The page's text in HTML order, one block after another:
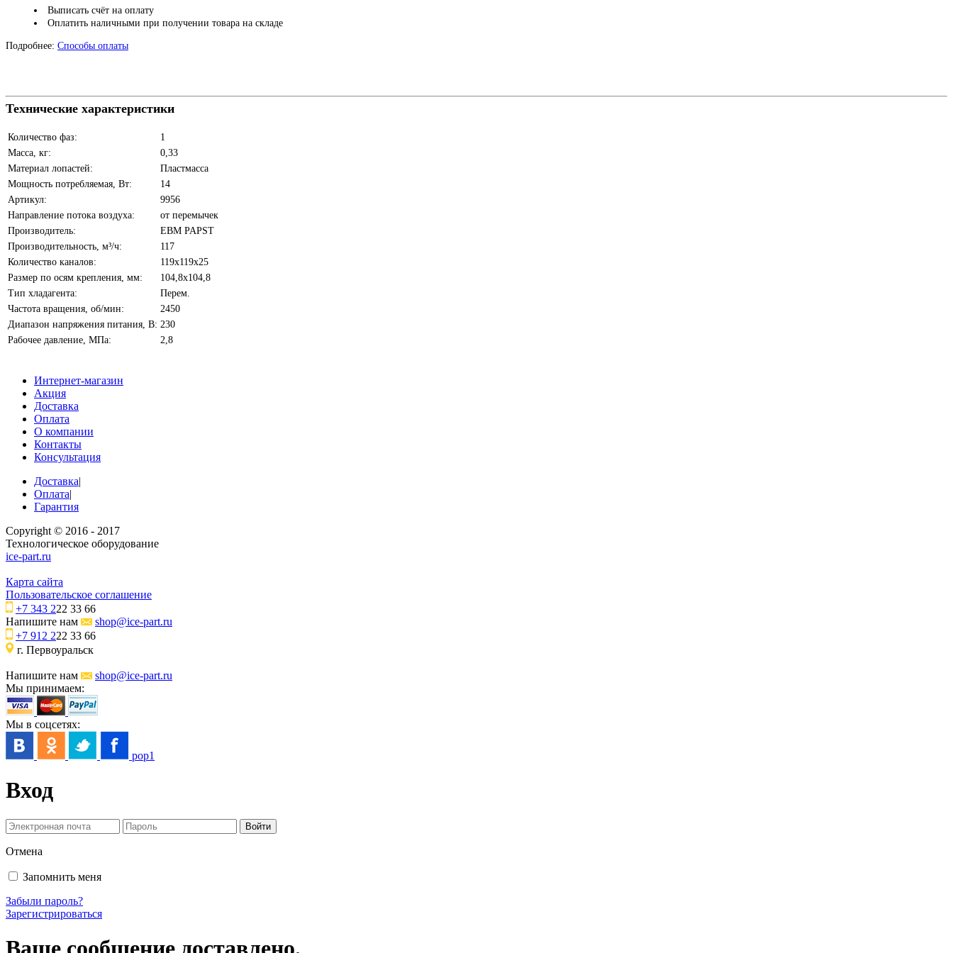
Выписать счёт на оплату
Оплатить наличными при получении товара на складе
Подробнее: Способы оплаты
Технические характеристики
Количество фаз:
1
Масса, кг:
0,33
Материал лопастей:
Пластмасса
Мощность потребляемая, Вт:
14
Артикул:
9956
Направление потока воздуха:
от перемычек
Производитель:
EBM PAPST
Производительность, м³/ч:
117
Количество каналов:
119х119х25
Размер по осям крепления, мм:
104,8х104,8
Тип хладагента:
Перем.
Частота вращения, об/мин:
2450
Диапазон напряжения питания, В: 230
Рабочее давление, МПа:
2,8
Интернет-магазин
Акция
Доставка
Оплата
О компании
Контакты
Консультация
Доставка|
Оплата|
Гарантия
Copyright © 2016 - 2017
Технологическое оборудование
ice-part.ru
Карта сайта
Пользовательское соглашение
+7 343 222 33 66
Напишите нам
shop@ice-part.ru
+7 912 222 33 66
г. Первоуральск
Напишите нам
shop@ice-part.ru
Мы принимаем:
Мы в соцсетях:
pop1
Вход
Отмена
Запомнить меня
Забыли пароль?
Зарегистрироваться